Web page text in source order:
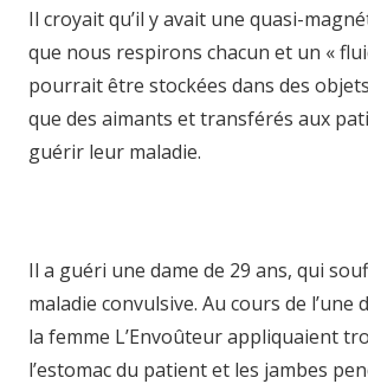
Il croyait qu’il y avait une quasi-
que nous respirons chacun et un «
pourrait être stockées dans des
que des aimants et transférés aux
guérir leur maladie.
Il a guéri une dame de 29 ans, qui
maladie convulsive. Au cours de l’une
la femme L’Envoûteur appliquaient
l’estomac du patient et les jambes